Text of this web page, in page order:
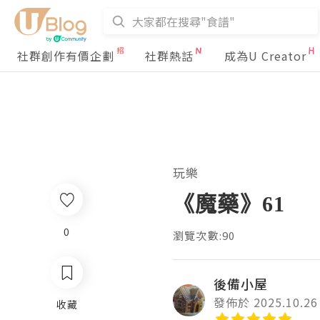
社群創作有價企劃 社群熱話 成為U Creator
玩樂
《魔藥》61
瀏覽次數:90
後備小屋
發佈於 2025.10.26
0
收藏